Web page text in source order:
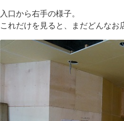
入口から右手の様子。
これだけを見ると、まだどんなお